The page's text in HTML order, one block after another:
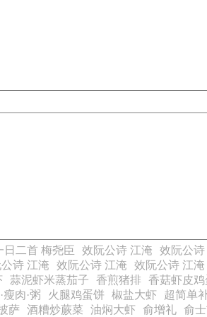
日二首 梅尧臣 效阮公诗 江淹
效阮公诗
诗 江淹 效阮公诗 江淹 效阮公诗 江淹
蒜泥虾米蒸茄子 香煎猪排 香菇虾皮鸡
瘦肉·粥 火腿鸡蛋饼 椒盐大虾
超简单
萨 酒糟炒蕨菜 油焖大虾 俞增礼 俞